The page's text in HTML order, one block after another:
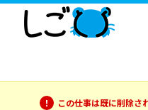
この仕事は既に削除さ